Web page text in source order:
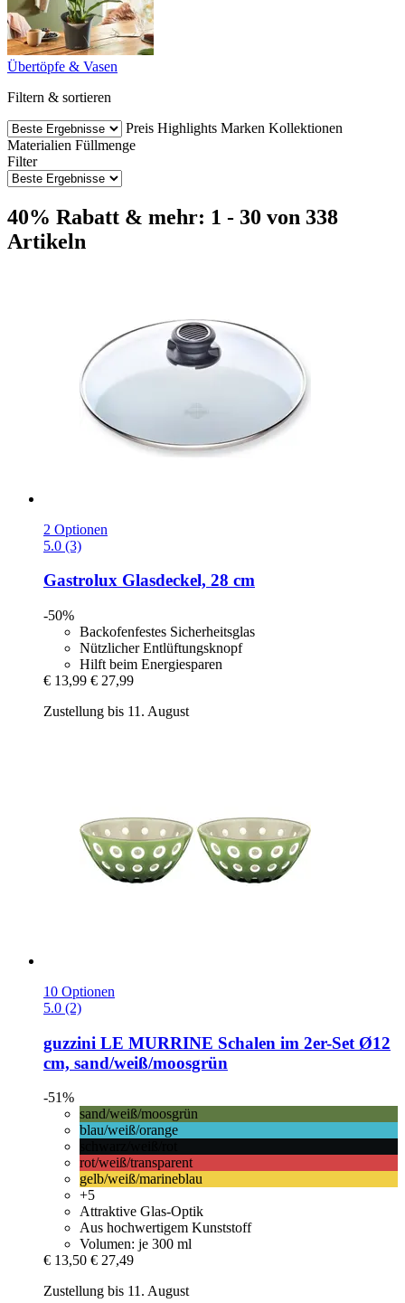
Übertöpfe & Vasen
Filtern & sortieren
Preis Highlights Marken Kollektionen
Materialien Füllmenge
Filter
40% Rabatt & mehr: 1 - 30 von 338
Artikeln
2 Optionen
5.0 (3)
Gastrolux Glasdeckel, 28 cm
-50%
Backofenfestes Sicherheitsglas
Nützlicher Entlüftungsknopf
Hilft beim Energiesparen
€ 13,99 € 27,99
Zustellung bis 11. August
10 Optionen
5.0 (2)
guzzini LE MURRINE Schalen im 2er-​Set Ø12
cm, sand/weiß/moosgrün
-51%
sand/weiß/moosgrün
blau/weiß/orange
rot/weiß/transparent
gelb/weiß/marineblau
+5
Attraktive Glas-Optik
Aus hochwertigem Kunststoff
Volumen: je 300 ml
€ 13,50 € 27,49
Zustellung bis 11. August